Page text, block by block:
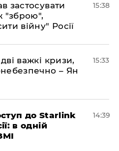
застосувати
"зброю",
війну" Росії
15:38
важкі кризи,
– Ян
15:33
до Starlink
в одній
14:39